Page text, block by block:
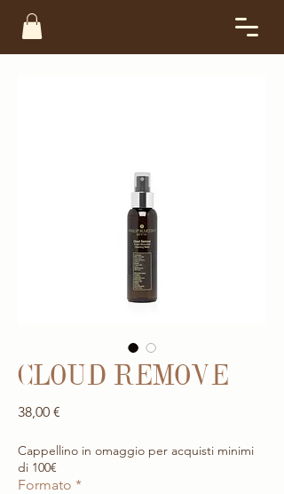
CLOUD REMOVE
38,00 €
Cappellino in omaggio per acquisti minimi
di 100€
Formato *